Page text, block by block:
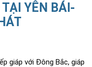
TẠI YÊN BÁI-
giáp với Đông Bắc, giáp